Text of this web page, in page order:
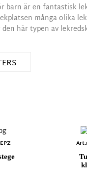
barn är en fantastisk
många olika
här typen av